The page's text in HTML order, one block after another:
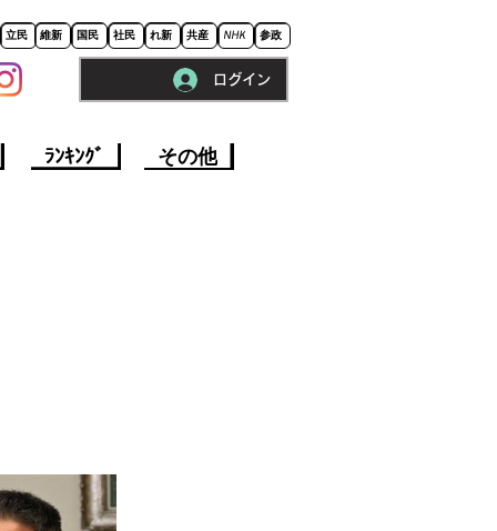
立民 維新 国民 社民 れ新 共産 NHK 参政
ログイン
ﾗﾝｷﾝｸﾞ その他